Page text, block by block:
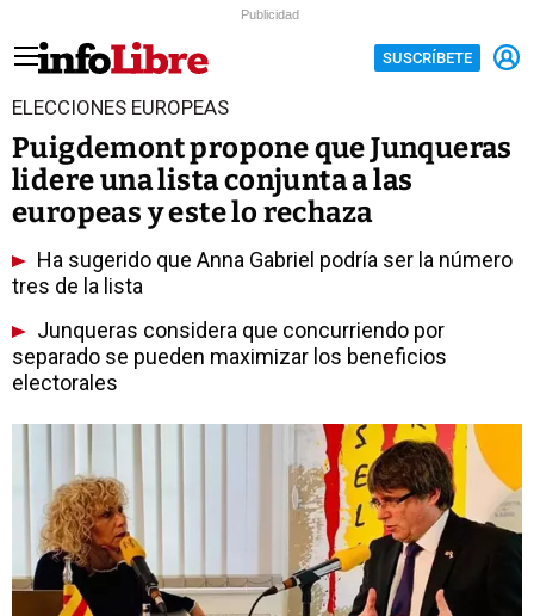
Publicidad
SUSCRÍBETE
ELECCIONES EUROPEAS
Puigdemont propone que Junqueras
lidere una lista conjunta a las
europeas y este lo rechaza
Ha sugerido que Anna Gabriel podría ser la número
tres de la lista
Junqueras considera que concurriendo por
separado se pueden maximizar los beneficios
electorales